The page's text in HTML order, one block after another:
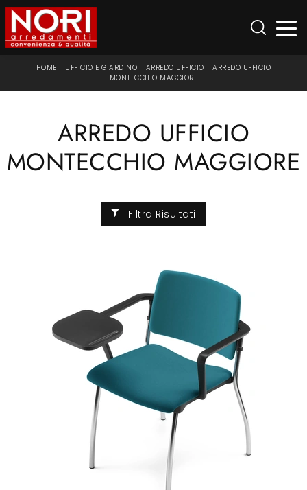
HOME - UFFICIO E GIARDINO - ARREDO UFFICIO -ARREDO UFFICIO
MONTECCHIO MAGGIORE
ARREDO UFFICIO
MONTECCHIO MAGGIORE
Filtra Risultati